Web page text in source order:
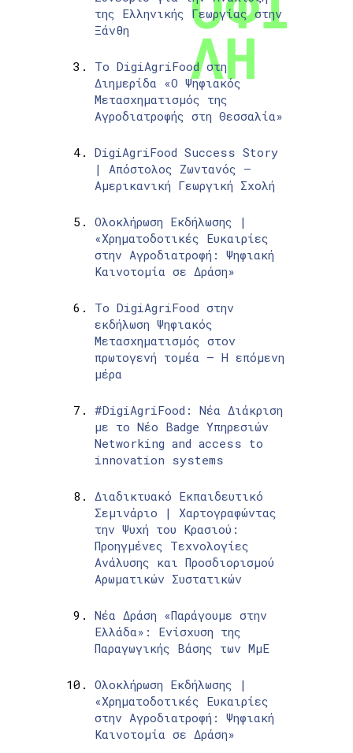
της Ελληνικής Γεωργίας στην
Ξάνθη
Το DigiAgriFood στη
Διημερίδα «Ο Ψηφιακός
Μετασχηματισμός της
Αγροδιατροφής στη Θεσσαλία»
DigiAgriFood Success Story
| Απόστολος Ζωντανός –
Αμερικανική Γεωργική Σχολή
Ολοκλήρωση Εκδήλωσης |
«Χρηματοδοτικές Ευκαιρίες
στην Αγροδιατροφή: Ψηφιακή
Καινοτομία σε Δράση»
Το DigiAgriFood στην
εκδήλωση Ψηφιακός
Μετασχηματισμός στον
πρωτογενή τομέα – Η επόμενη
μέρα
#DigiAgriFood: Νέα Διάκριση
με το Νέο Badge Υπηρεσιών
Networking and access to
innovation systems
Διαδικτυακό Εκπαιδευτικό
Σεμινάριο | Χαρτογραφώντας
την Ψυχή του Κρασιού:
Προηγμένες Τεχνολογίες
Ανάλυσης και Προσδιορισμού
Αρωματικών Συστατικών
Νέα Δράση «Παράγουμε στην
Ελλάδα»: Ενίσχυση της
Παραγωγικής Βάσης των ΜμΕ
Ολοκλήρωση Εκδήλωσης |
«Χρηματοδοτικές Ευκαιρίες
στην Αγροδιατροφή: Ψηφιακή
Καινοτομία σε Δράση»